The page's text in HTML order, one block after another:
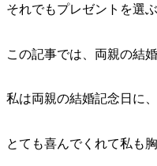
それでもプレゼントを選
この記事では、両親の結
私は両親の結婚記念日に
とても喜んでくれて私も